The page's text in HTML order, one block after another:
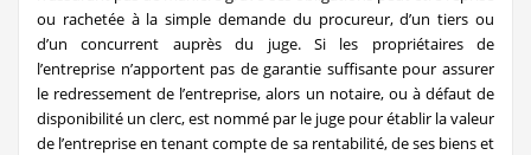
ou rachetée à la simple demande du procureur, d’un tiers ou
d’un concurrent auprès du juge. Si les propriétaires de
l’entreprise n’apportent pas de garantie suffisante pour assurer
le redressement de l’entreprise, alors un notaire, ou à défaut de
disponibilité un clerc, est nommé par le juge pour établir la valeur
de l’entreprise en tenant compte de sa rentabilité, de ses biens et